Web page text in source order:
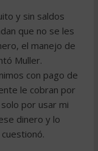
y sin saldos
que no se les
el manejo de
Muller.
con pago de
le cobran por
por usar mi
dinero y lo